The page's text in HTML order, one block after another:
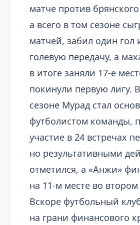
матче против
а всего в том сезоне
матчей, забил один гол
голевую передачу, а
в итоге заняли 17-е
покинули первую лигу.
сезоне Мурад стал
футболистом команды,
участие в 24 встречах
но результативными
отметился, а «Анжи»
на 11-м месте во
Вскоре футбольный
на грани финансового